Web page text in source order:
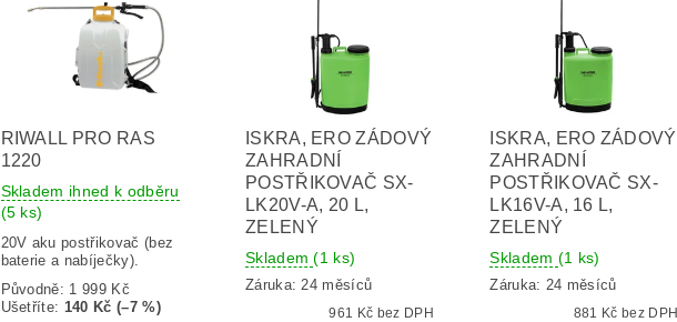
RIWALL PRO RAS
1220
Skladem ihned k odběru
(5 ks)
20V aku postřikovač (bez
baterie a nabíječky).
Původně: 1 999 Kč
Ušetříte: 140 Kč (–7 %)
ISKRA, ERO ZÁDOVÝ
ZAHRADNÍ
POSTŘIKOVAČ SX-
LK20V-A, 20 L,
ZELENÝ
Skladem(1 ks)
Záruka: 24 měsíců
961 Kč bez DPH
ISKRA, ERO ZÁDOVÝ
ZAHRADNÍ
POSTŘIKOVAČ SX-
LK16V-A, 16 L,
ZELENÝ
Skladem (1 ks)
Záruka: 24 měsíců
881 Kč bez DPH